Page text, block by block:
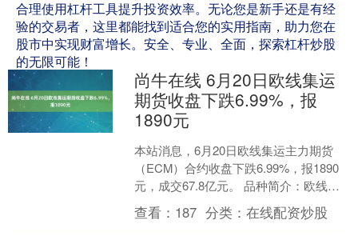
合理使用杠杆工具提升投资效率。无论您是新手还是有经
验的交易者，这里都能找到适合您的实用指南，助力您在
股市中实现财富增长。安全、专业、全面，探索杠杆炒股
的无限可能！
尚牛在线 6月20日欧线集运
期货收盘下跌6.99%，报
1890元
本站消息，6月20日欧线集运主力期货
（ECM）合约收盘下跌6.99%，报1890
元，成交67.8亿元。 品种简介：欧线集
运期货是一种在特定期货交易所上市的
衍生金....
查看： 187 分类：在线配资炒股